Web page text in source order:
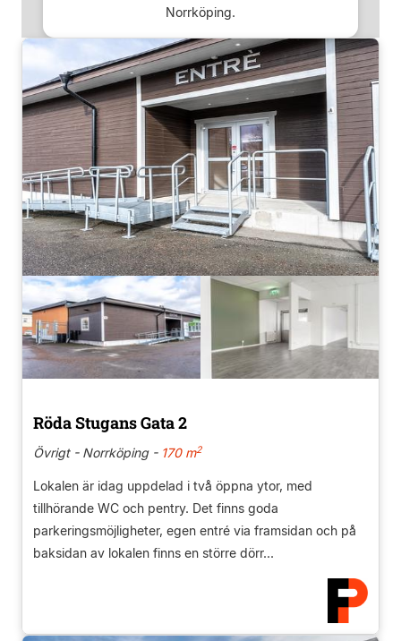
Norrköping.
Röda Stugans Gata 2
Övrigt - Norrköping -170 m2
Lokalen är idag uppdelad i två öppna ytor, med
tillhörande WC och pentry. Det finns goda
parkeringsmöjligheter, egen entré via framsidan och på
baksidan av lokalen finns en större dörr...